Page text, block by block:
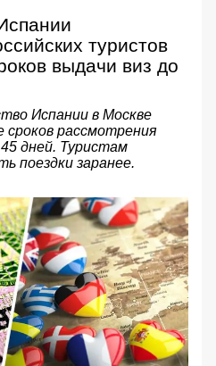
туристов
выдачи виз до
Испании в Москве
сроков рассмотрения
дней. Туристам
поездки заранее.